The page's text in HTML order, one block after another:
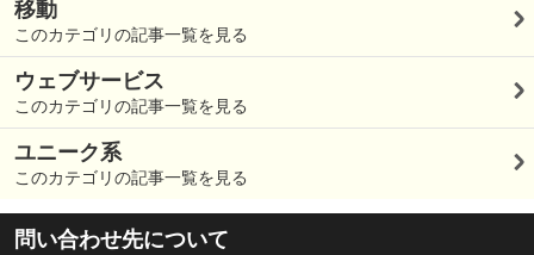
移動
このカテゴリの記事一覧を見る
ウェブサービス
このカテゴリの記事一覧を見る
ユニーク系
このカテゴリの記事一覧を見る
問い合わせ先について